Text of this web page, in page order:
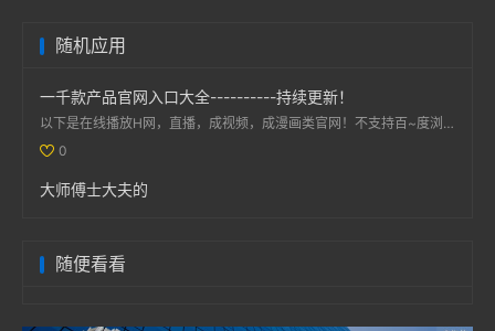
随机应用
一千款产品官网入口大全----------持续更新！
以下是在线播放H网，直播，成视频，成漫画类官网！不支持百~度浏览器访问，用手机默认浏览器打开：免费看...
0
大师傅士大夫的
随便看看